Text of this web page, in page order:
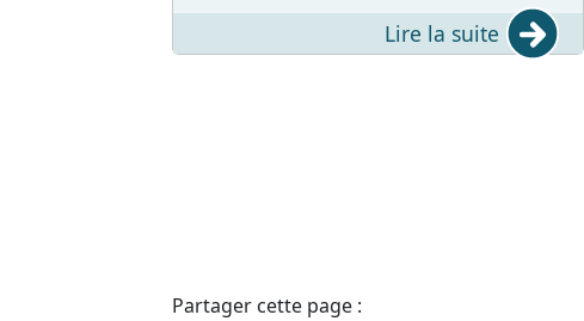
Lire la suite
Partager cette page :